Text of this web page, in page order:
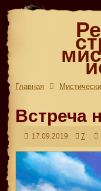
Главная
Встреча
17.09.2019 7